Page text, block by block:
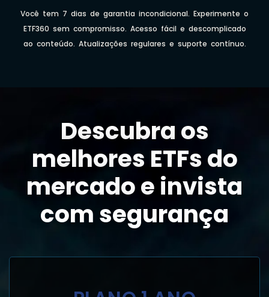
Você tem 7 dias de garantia incondicional. Experimente o
ETF360 sem compromisso. Acesso fácil e descomplicado
ao conteúdo. Atualizações regulares e suporte contínuo.
Descubra os
melhores ETFs do
mercado e invista
com segurança